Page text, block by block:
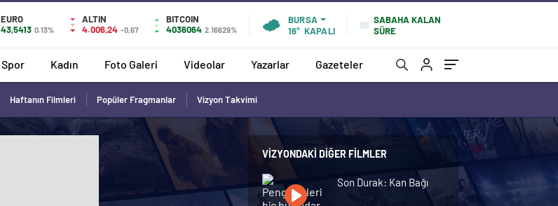
EURO
43,5413 0.13%
ALTIN
4.006,24 -0,67
BITCOIN
4036064 2.16629%
BURSA
16° KAPALI
SABAHA KALAN
SÜRE
Spor Kadın Foto Galeri Videolar Yazarlar Gazeteler
Haftanın Filmleri Popüler Fragmanlar Vizyon Takvimi
VIZYONDAKI DIĞER FILMLER
Son Durak: Kan Bağı